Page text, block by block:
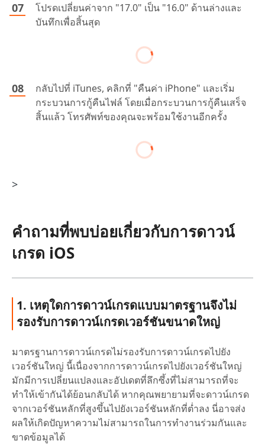
โปรดเปลี่ยนค่าจาก "17.0" เป็น "16.0" ด้านล่างและ
บันทึกเพื่อสิ้นสุด
กลับไปที่ iTunes, คลิกที่ "คืนค่า iPhone" และเริ่ม
กระบวนการกู้คืนไฟล์ โดยเมื่อกระบวนการกู้คืนเสร็จ
สิ้นแล้ว โทรศัพท์ของคุณจะพร้อมใช้งานอีกครั้ง
>
คำถามที่พบบ่อยเกี่ยวกับการดาวน์
เกรด iOS
1. เหตุใดการดาวน์เกรดแบบมาตรฐานจึงไม่
รองรับการดาวน์เกรดเวอร์ชันขนาดใหญ่
มาตรฐานการดาวน์เกรดไม่รองรับการดาวน์เกรดไปยัง
เวอร์ชันใหญ่ นี้เนื่องจากการดาวน์เกรดไปยังเวอร์ชันใหญ่
มักมีการเปลี่ยนแปลงและอัปเดตที่ลึกซึ้งที่ไม่สามารถที่จะ
ทำให้เข้ากันได้ย้อนกลับได้ หากคุณพยายามที่จะดาวน์เกรด
จากเวอร์ชันหลักที่สูงขึ้นไปยังเวอร์ชันหลักที่ต่ำลง นี่อาจส่ง
ผลให้เกิดปัญหาความไม่สามารถในการทำงานร่วมกันและ
ขาดข้อมูลได้